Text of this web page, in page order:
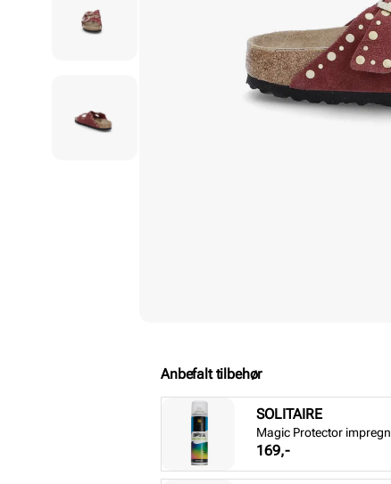
Anbefalt tilbehør
SOLITAIRE
Magic Protector
Pris
169,-